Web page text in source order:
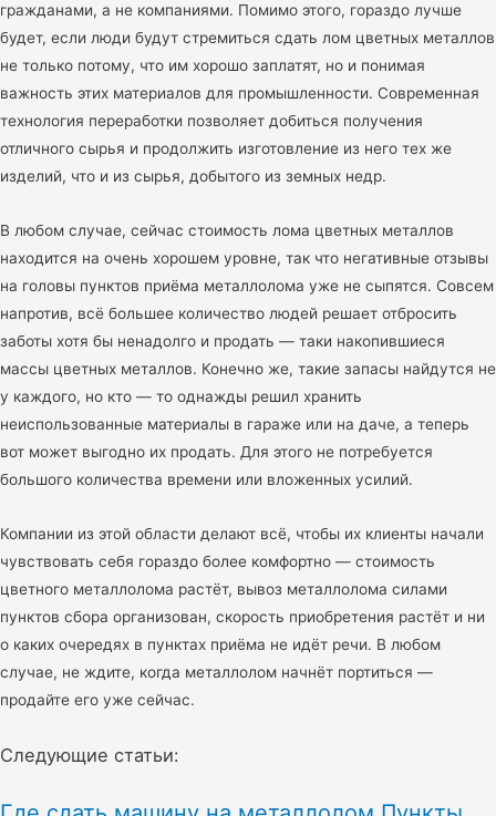
гражданами, а не компаниями. Помимо этого, гораздо лучше
будет, если люди будут стремиться сдать лом цветных металлов
не только потому, что им хорошо заплатят, но и понимая
важность этих материалов для промышленности. Современная
технология переработки позволяет добиться получения
отличного сырья и продолжить изготовление из него тех же
изделий, что и из сырья, добытого из земных недр.
В любом случае, сейчас стоимость лома цветных металлов
находится на очень хорошем уровне, так что негативные отзывы
на головы пунктов приёма металлолома уже не сыпятся. Совсем
напротив, всё большее количество людей решает отбросить
заботы хотя бы ненадолго и продать — таки накопившиеся
массы цветных металлов. Конечно же, такие запасы найдутся не
у каждого, но кто — то однажды решил хранить
неиспользованные материалы в гараже или на даче, а теперь
вот может выгодно их продать. Для этого не потребуется
большого количества времени или вложенных усилий.
Компании из этой области делают всё, чтобы их клиенты начали
чувствовать себя гораздо более комфортно — стоимость
цветного металлолома растёт, вывоз металлолома силами
пунктов сбора организован, скорость приобретения растёт и ни
о каких очередях в пунктах приёма не идёт речи. В любом
случае, не ждите, когда металлолом начнёт портиться —
продайте его уже сейчас.
Следующие статьи: